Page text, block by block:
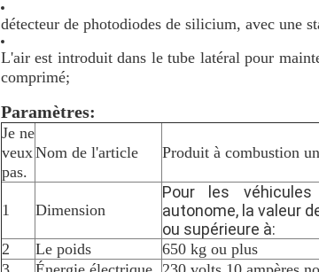
détecteur de photodiodes de silicium, avec une
L'air est introduit dans le tube latéral pour
comprimé;
Paramètres:
Je ne
veux
pas.
Nom de l'article Produit à combustion
1 Dimension
Pour les
autonome, la valeur
ou supérieure à:
2 Le poids
650 kg ou plus